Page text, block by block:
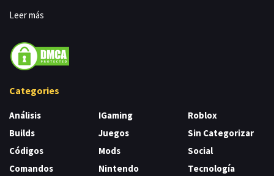
Leer más
Categories
Análisis
Builds
Códigos
Comandos
IGaming
Juegos
Mods
Nintendo
Roblox
Sin Categorizar
Social
Tecnología